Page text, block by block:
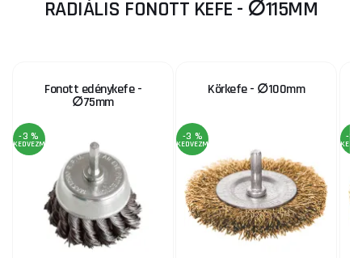
RADIÁLIS FONOTT KEFE - ∅115MM
Fonott edénykefe -
∅75mm
-3 %
KEDVEZMÉNY
Körkefe - ∅100mm
-3 %
KEDVEZMÉNY
-3